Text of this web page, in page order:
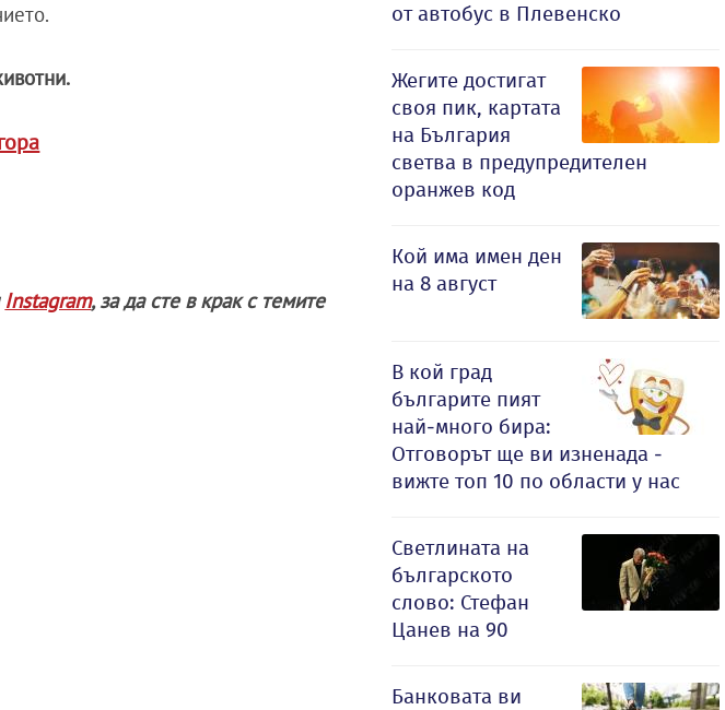
Instagram, за да сте в крак с темите
от автобус в Плевенско
Жегите достигат
своя пик, картата
на България
светва в предупредителен
оранжев код
Кой има имен ден
на 8 август
В кой град
българите пият
най-много бира:
Отговорът ще ви изненада -
вижте топ 10 по области у нас
Светлината на
българското
слово: Стефан
Цанев на 90
Банковата ви